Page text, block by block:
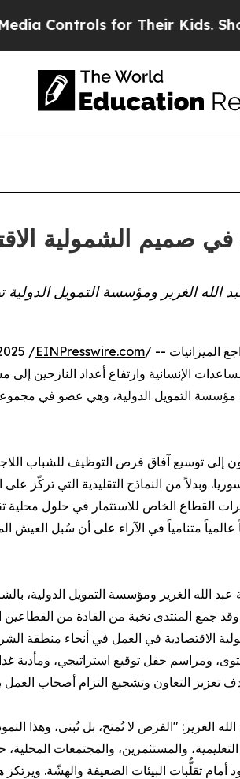
for Their Kids. Should the
صميم الشمولية
الغرير ومؤسسة التمويل الدولية
/EINPresswire.com/ -- في ظل تراجع الميزانيات
الإنسانية وارتفاع أعداد النازحين
مؤسسة التمويل الدولية، وهي عضو في
إلى توسيع آفاق فرص التوظيف للشباب
وبدلاً من النماذج التقليدية التي تركّز
القطاع الخاص للاستثمار في حلول محلية
عالمياً متنامياً في الآراء على أن سُبل
الغرير ومؤسسة التمويل الدولية،
جمع المنتدى نخبة من القادة من
الاقتصادية في العمل في أنحاء منطقة
ومراسم حفل توقيع استراتيجي، ومأدبة
الغرير: "الفرص لا تُمنح، بل تُبنى، وهذا
والمستثمرين، والمجتمعات
تقلُّبات البيئات الضعيفة والهشّة. ويرتكز